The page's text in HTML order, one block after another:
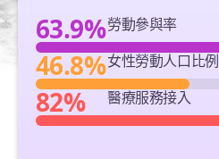
63.9%勞動參與率
46.8%女性勞動人口比例
82% 醫療服務接入